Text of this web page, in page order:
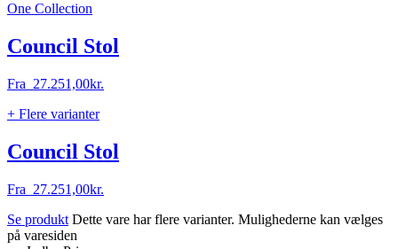
One Collection
Council Stol
Fra 27.251,00kr.
+ Flere varianter
Council Stol
Fra 27.251,00kr.
Se produkt Dette vare har flere varianter. Mulighederne kan vælges
på varesiden